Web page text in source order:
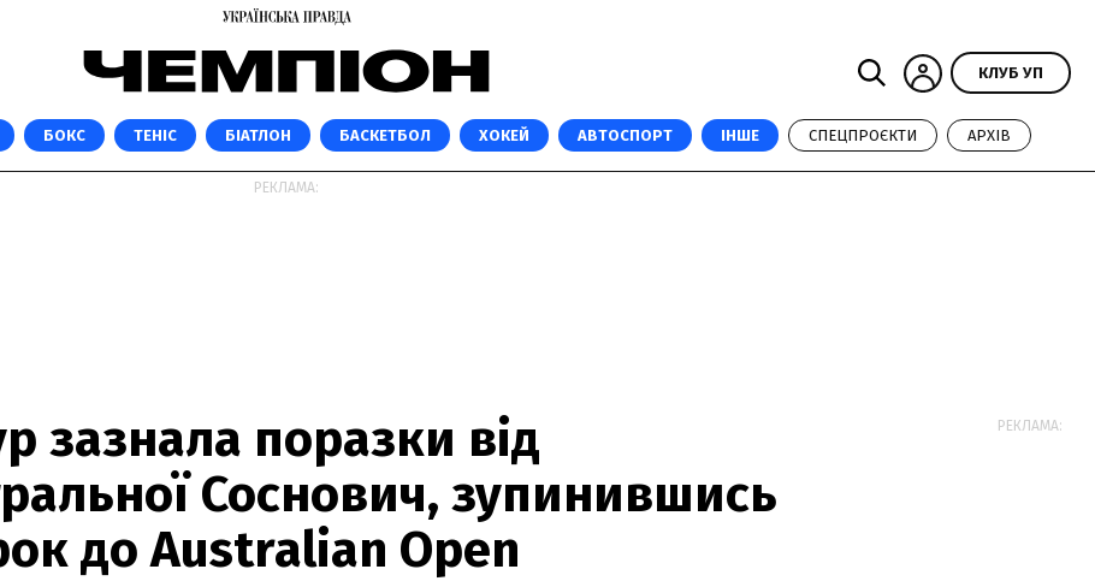
КЛУБ УП
БОКС ТЕНІС БІАТЛОН БАСКЕТБОЛ ХОКЕЙ АВТОСПОРТ ІНШЕ СПЕЦПРОЄКТИ АРХІВ
РЕКЛАМА:
зазнала поразки від
Соснович, зупинившись
до Australian Open
РЕКЛАМА: